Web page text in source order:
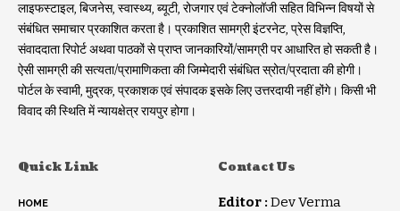
लाइफस्टाइल, बिजनेस, स्वास्थ्य, ब्यूटी, रोजगार एवं टेक्नोलॉजी सहित विभिन्न विषयों से
संबंधित समाचार प्रकाशित करता है। प्रकाशित सामग्री इंटरनेट, प्रेस विज्ञप्ति,
संवाददाता रिपोर्ट अथवा पाठकों से प्राप्त जानकारियों/सामग्री पर आधारित हो सकती है।
ऐसी सामग्री की सत्यता/प्रामाणिकता की जिम्मेदारी संबंधित स्रोत/प्रदाता की होगी।
पोर्टल के स्वामी, मुद्रक, प्रकाशक एवं संपादक इसके लिए उत्तरदायी नहीं होंगे। किसी भी
विवाद की स्थिति में न्यायक्षेत्र रायपुर होगा।
Quick Link
HOME
Contact Us
Editor : Dev Verma